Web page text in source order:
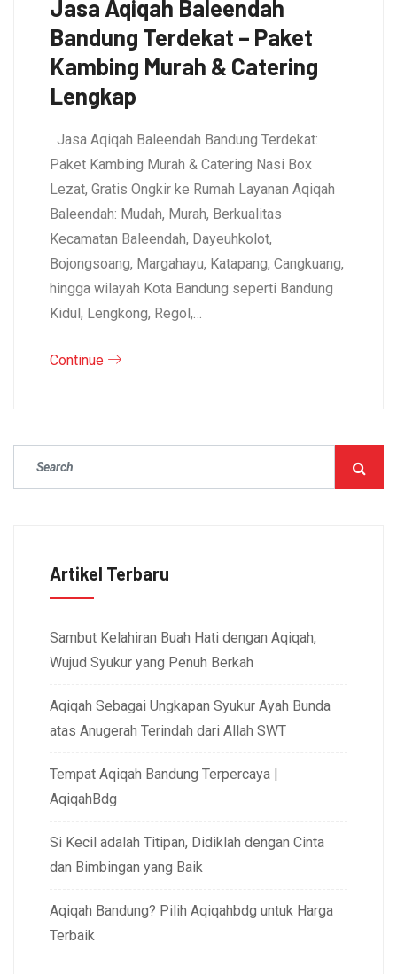
Jasa Aqiqah Baleendah
Bandung Terdekat – Paket
Kambing Murah & Catering
Lengkap
Jasa Aqiqah Baleendah Bandung Terdekat:
Paket Kambing Murah & Catering Nasi Box
Lezat, Gratis Ongkir ke Rumah Layanan Aqiqah
Baleendah: Mudah, Murah, Berkualitas
Kecamatan Baleendah, Dayeuhkolot,
Bojongsoang, Margahayu, Katapang, Cangkuang,
hingga wilayah Kota Bandung seperti Bandung
Kidul, Lengkong, Regol,…
Continue
Artikel Terbaru
Sambut Kelahiran Buah Hati dengan Aqiqah,
Wujud Syukur yang Penuh Berkah
Aqiqah Sebagai Ungkapan Syukur Ayah Bunda
atas Anugerah Terindah dari Allah SWT
Tempat Aqiqah Bandung Terpercaya |
AqiqahBdg
Si Kecil adalah Titipan, Didiklah dengan Cinta
dan Bimbingan yang Baik
Aqiqah Bandung? Pilih Aqiqahbdg untuk Harga
Terbaik